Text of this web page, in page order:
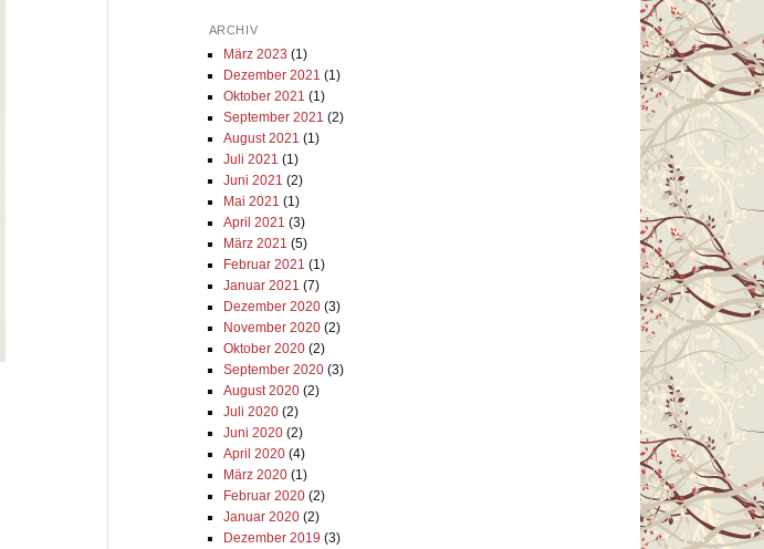
ARCHIV
März 2023 (1)
Dezember 2021 (1)
Oktober 2021 (1)
September 2021 (2)
August 2021 (1)
Juli 2021 (1)
Juni 2021 (2)
Mai 2021 (1)
April 2021 (3)
März 2021 (5)
Februar 2021 (1)
Januar 2021 (7)
Dezember 2020(3)
November 2020(2)
Oktober 2020(2)
September 2020(3)
August 2020(2)
Juli 2020(2)
Juni 2020(2)
April 2020(4)
März 2020(1)
Februar 2020(2)
Januar 2020(2)
Dezember 2019 (3)